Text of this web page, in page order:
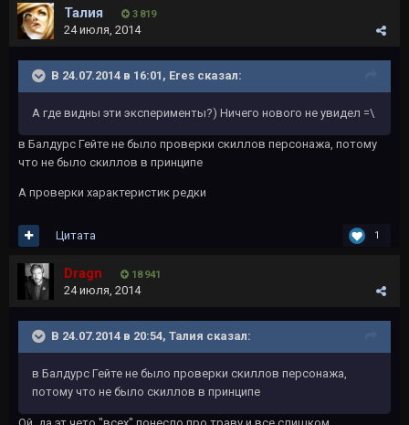
Талия 3 819
24 июля, 2014
В 24.07.2014 в 16:01, Eres сказал:
А где видны эти эксперименты?) Ничего нового не увидел =\
в Балдурс Гейте не было проверки скиллов персонажа, потому
что не было скиллов в принципе
А проверки характеристик редки
1
Цитата
Dragn 18 941
24 июля, 2014
В 24.07.2014 в 20:54, Талия сказал:
в Балдурс Гейте не было проверки скиллов персонажа,
потому что не было скиллов в принципе